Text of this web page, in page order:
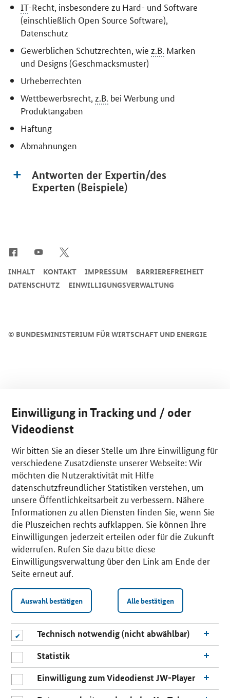
IT-Recht, insbesondere zu Hard- und Software
(einschließlich Open Source Software),
Datenschutz
Gewerblichen Schutzrechten, wie z.B. Marken
und Designs (Geschmacksmuster)
Urheberrechten
Wettbewerbsrecht, z.B. bei Werbung und
Produktangaben
Haftung
Abmahnungen
Antworten der Expertin/des
Experten (Beispiele)
© BUNDESMINISTERIUM FÜR WIRTSCHAFT UND ENERGIE
INHALT KONTAKT IMPRESSUM
BARRIEREFREIHEIT
DATENSCHUTZ
EINWILLIGUNGSVERWALTUNG
Einwilligung in Tracking und / oder
Videodienst
Wir bitten Sie an dieser Stelle um Ihre Einwilligung für
verschiedene Zusatzdienste unserer Webseite: Wir
möchten die Nutzeraktivität mit Hilfe
datenschutzfreundlicher Statistiken verstehen, um
unsere Öffentlichkeitsarbeit zu verbessern. Nähere
Informationen zu allen Diensten finden Sie, wenn Sie
die Pluszeichen rechts aufklappen. Sie können Ihre
Einwilligungen jederzeit erteilen oder für die Zukunft
widerrufen. Rufen Sie dazu bitte diese
Einwilligungsverwaltung über den Link am Ende der
Seite erneut auf.
Auswahl bestätigen Alle bestätigen
Technisch notwendig (nicht abwählbar)
Statistik
Einwilligung zum Videodienst JW-Player